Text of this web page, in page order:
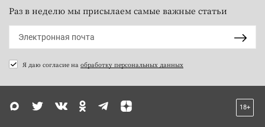
Раз в неделю мы присылаем самые важные статьи
Я даю согласие на обработку персональных данных
18+